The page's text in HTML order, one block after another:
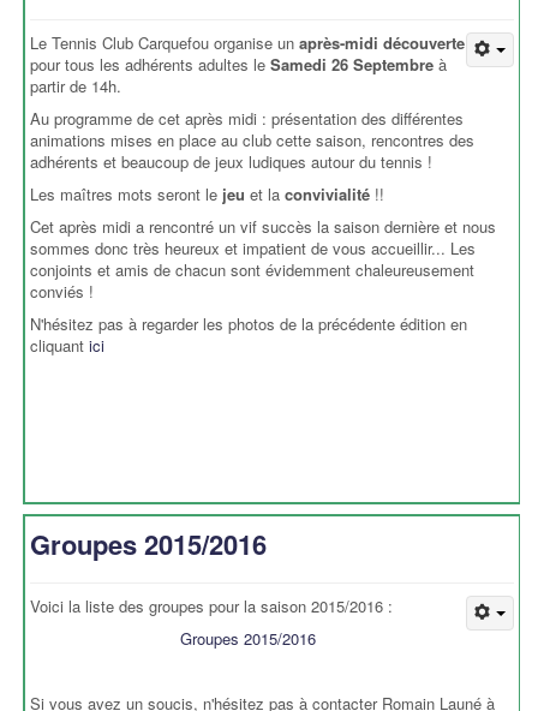
Le Tennis Club Carquefou organise unaprès-midi découverte
pour tous les adhérents adultes le Samedi 26 Septembre à
partir de 14h.
Au programme de cet après midi : présentation des différentes
animations mises en place au club cette saison, rencontres des
adhérents et beaucoup de jeux ludiques autour du tennis !
Les maîtres mots seront le jeu et laconvivialité !!
Cet après midi a rencontré un vif succès la saison dernière et nous
sommes donc très heureux et impatient de vous accueillir... Les
conjoints et amis de chacun sont évidemment chaleureusement
conviés !
N'hésitez pas à regarder les photos de la précédente édition en
cliquantici
Groupes 2015/2016
Voici la liste des groupes pour la saison 2015/2016 :
Groupes 2015/2016
Si vous avez un soucis, n'hésitez pas à contacter Romain Launé à